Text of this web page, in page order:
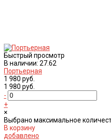
Быстрый просмотр
В наличии: 27.62
Портьерная
1 980 руб.
1 980 руб.
-
+
×
Выбрано максимальное
В корзину
добавлено